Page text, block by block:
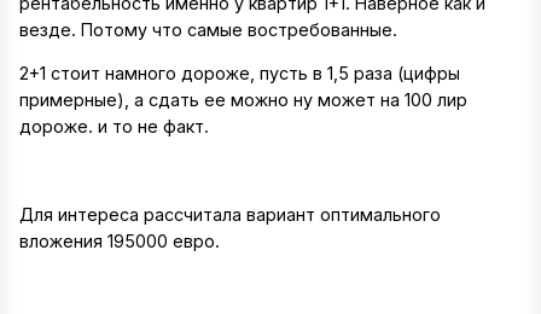
везде. Потому что самые востребованные.
2+1 стоит намного дороже, пусть в 1,5 раза (цифры
примерные), а сдать ее можно ну может на 100 лир
дороже. и то не факт.
Для интереса рассчитала вариант оптимального
вложения 195000 евро.